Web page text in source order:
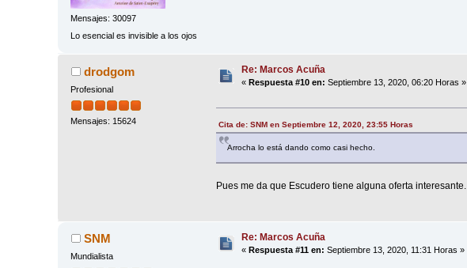
Mensajes: 30097
Lo esencial es invisible a los ojos
drodgom
Profesional
Mensajes: 15624
Re: Marcos Acuña
«Respuesta #10 en: Septiembre 13, 2020, 06:20 Horas »
Cita de: SNM en Septiembre 12, 2020, 23:55 Horas
Arrocha lo está dando como casi hecho.
Pues me da que Escudero tiene alguna oferta interesante.
SNM
Mundialista
Re: Marcos Acuña
«Respuesta #11 en: Septiembre 13, 2020, 11:31 Horas »